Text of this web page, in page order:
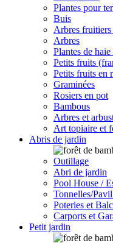
Plantes pour
Buis
Arbres
Arbres
Plantes de
Petits fruits
Petits fruits en
Graminées
Rosiers en pot
Bambous
Arbres et
Art topiaire et
Abris de jardin
Outillage
Abri de jardin
Pool House /
Tonnelles/
Poteries et
Carports et
Petit jardin